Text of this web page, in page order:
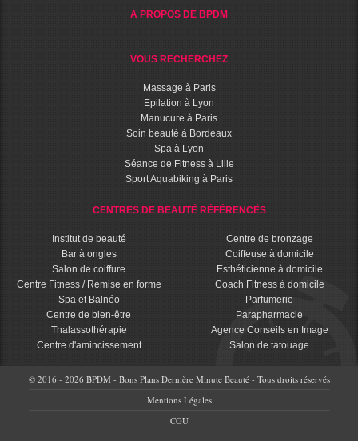
A PROPOS DE BPDM
VOUS RECHERCHEZ
Massage à Paris
Epilation à Lyon
Manucure à Paris
Soin beauté à Bordeaux
Spa à Lyon
Séance de Fitness à Lille
Sport Aquabiking à Paris
CENTRES DE BEAUTÉ RÉFÉRENCÉS
Institut de beauté
Bar à ongles
Salon de coiffure
Centre Fitness / Remise en forme
Spa et Balnéo
Centre de bien-être
Thalassothérapie
Centre d'amincissement
Centre de bronzage
Coiffeuse à domicile
Esthéticienne à domicile
Coach Fitness à domicile
Parfumerie
Parapharmacie
Agence Conseils en Image
Salon de tatouage
© 2016 - 2026 BPDM - Bons Plans Dernière Minute Beauté - Tous droits réservés
Mentions Légales
CGU